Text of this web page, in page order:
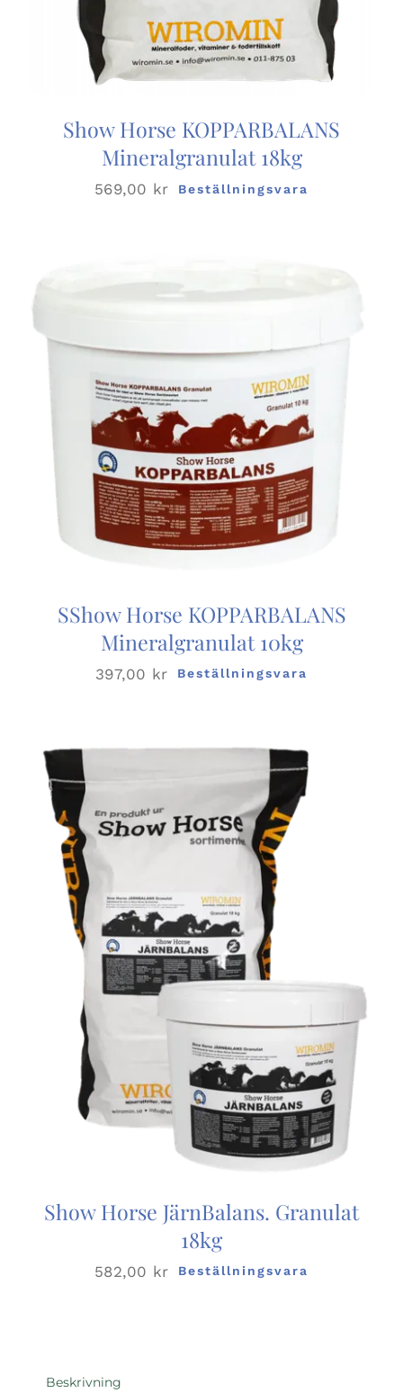
Show Horse KOPPARBALANS
Mineralgranulat 18kg
569,00 kr Beställningsvara
SShow Horse KOPPARBALANS
Mineralgranulat 10kg
397,00 kr Beställningsvara
Show Horse JärnBalans. Granulat
18kg
582,00 kr Beställningsvara
Beskrivning